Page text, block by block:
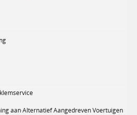
aan Alternatief Aangedreven Voertuigen